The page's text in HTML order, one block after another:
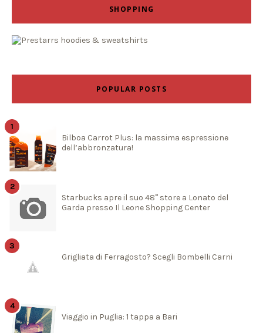
SHOPPING
POPULAR POSTS
Bilboa Carrot Plus: la massima espressione
dell’abbronzatura!
Starbucks apre il suo 48° store a Lonato del
Garda presso Il Leone Shopping Center
Grigliata di Ferragosto? Scegli Bombelli Carni
Viaggio in Puglia: 1 tappa a Bari